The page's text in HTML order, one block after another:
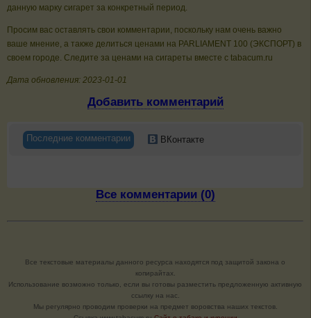
данную марку сигарет за конкретный период.
Просим вас оставлять свои комментарии, поскольку нам очень важно
ваше мнение, а также делиться ценами на PARLIAMENT 100 (ЭКСПОРТ) в
своем городе. Следите за ценами на сигареты вместе с tabacum.ru
Дата обновления: 2023-01-01
Добавить комментарий
Последние комментарии ВКонтакте
Все комментарии (0)
Все текстовые материалы данного ресурса находятся под защитой закона о
копирайтах.
Использование возможно только, если вы готовы разместить предложенную активную
ссылку на нас.
Мы регулярно проводим проверки на предмет воровства наших текстов.